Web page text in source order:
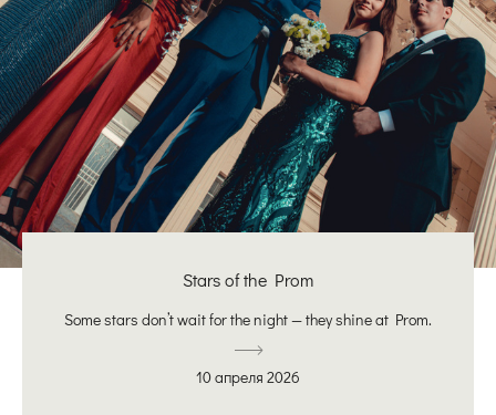
Stars of the Prom
Some stars don’t wait for the night — they shine at Prom.
10 апреля 2026